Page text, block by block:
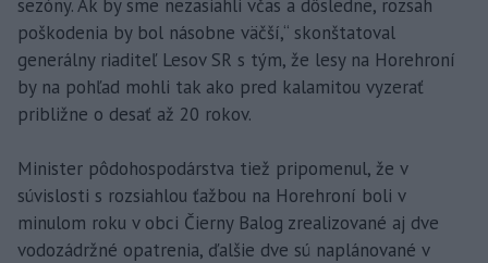
sezóny. Ak by sme nezasiahli včas a dôsledne, rozsah
poškodenia by bol násobne väčší,“ skonštatoval
generálny riaditeľ Lesov SR s tým, že lesy na Horehroní
by na pohľad mohli tak ako pred kalamitou vyzerať
približne o desať až 20 rokov.
Minister pôdohospodárstva tiež pripomenul, že v
súvislosti s rozsiahlou ťažbou na Horehroní boli v
minulom roku v obci Čierny Balog zrealizované aj dve
vodozádržné opatrenia, ďalšie dve sú naplánované v